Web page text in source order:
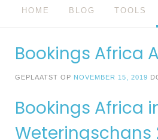
HOME BLOG TOOLS
Bookings Africa
GEPLAATST OP NOVEMBER 15, 2019
Bookings Africa
Weteringschans